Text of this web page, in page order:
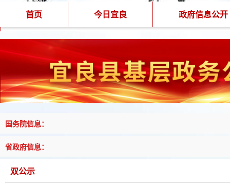
首页 今日宜良 政府信息公开
国务院信息：
省政府信息：
双公示